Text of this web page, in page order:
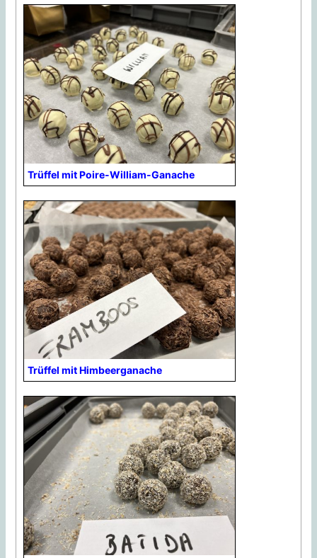
Trüffel mit Poire-William-Ganache
Trüffel mit Himbeerganache